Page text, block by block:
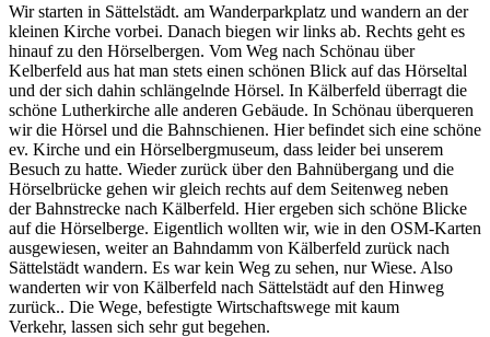
Wir starten in Sättelstädt. am Wanderparkplatz und wandern an der
kleinen Kirche vorbei. Danach biegen wir links ab. Rechts geht es
hinauf zu den Hörselbergen. Vom Weg nach Schönau über
Kelberfeld aus hat man stets einen schönen Blick auf das Hörseltal
und der sich dahin schlängelnde Hörsel. In Kälberfeld überragt die
schöne Lutherkirche alle anderen Gebäude. In Schönau überqueren
wir die Hörsel und die Bahnschienen. Hier befindet sich eine schöne
ev. Kirche und ein Hörselbergmuseum, dass leider bei unserem
Besuch zu hatte. Wieder zurück über den Bahnübergang und die
Hörselbrücke gehen wir gleich rechts auf dem Seitenweg neben
der Bahnstrecke nach Kälberfeld. Hier ergeben sich schöne Blicke
auf die Hörselberge. Eigentlich wollten wir, wie in den OSM-Karten
ausgewiesen, weiter an Bahndamm von Kälberfeld zurück nach
Sättelstädt wandern. Es war kein Weg zu sehen, nur Wiese. Also
wanderten wir von Kälberfeld nach Sättelstädt auf den Hinweg
zurück.. Die Wege, befestigte Wirtschaftswege mit kaum
Verkehr, lassen sich sehr gut begehen.